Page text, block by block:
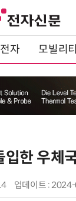
전자 모빌리티
입한 우체
업데이트 :